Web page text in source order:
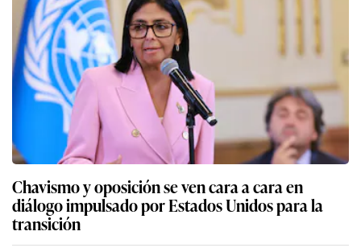
Chavismo y oposición se ven cara a cara en
diálogo impulsado por Estados Unidos para la
transición